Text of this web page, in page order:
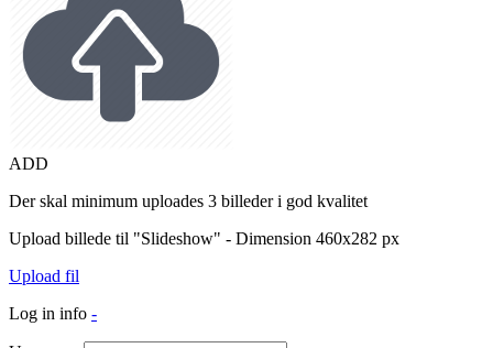
ADD
Der skal minimum uploades 3 billeder i god kvalitet
Upload billede til "Slideshow" - Dimension 460x282 px
Upload fil
Log in info -